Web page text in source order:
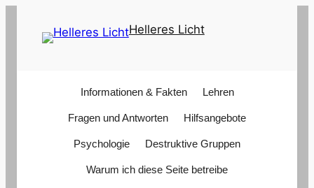
Helleres Licht
Informationen & Fakten Lehren
Fragen und Antworten Hilfsangebote
Psychologie Destruktive Gruppen
Warum ich diese Seite betreibe